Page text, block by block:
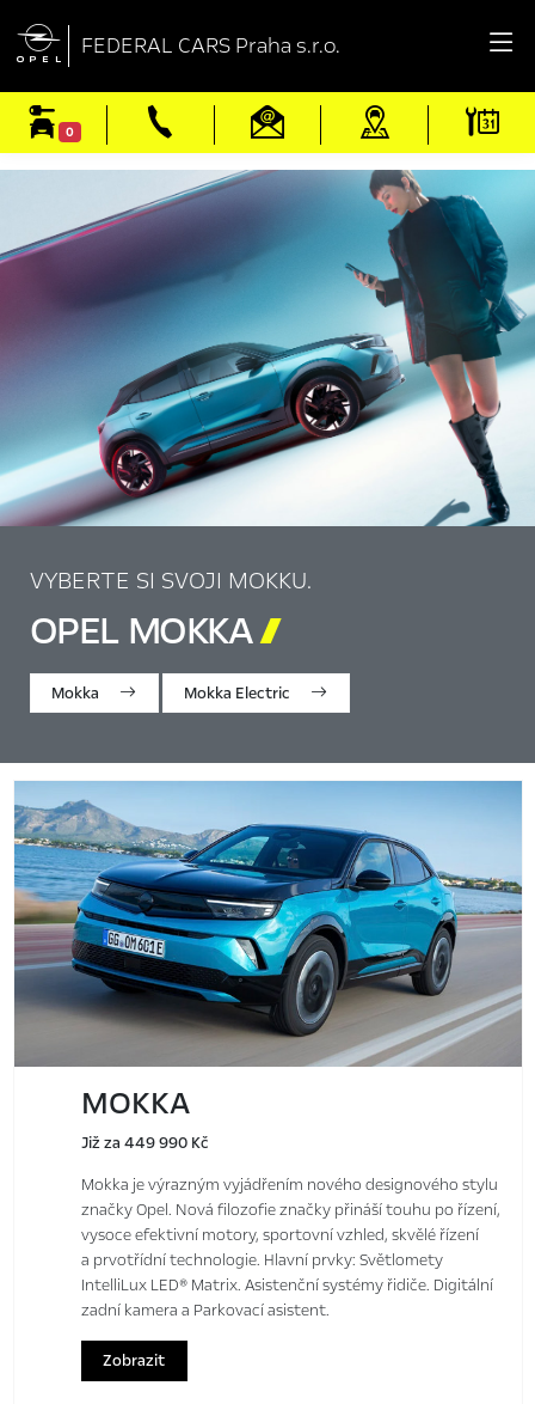
 FEDERAL CARS Praha s.r.o.
0
VYBERTE SI SVOJI MOKKU.
OPEL MOKKA
Mokka Mokka Electric
MOKKA
Již za 449 990 Kč
Mokka je výrazným vyjádřením nového designového stylu
značky Opel. Nová filozofie značky přináší touhu po řízení,
vysoce efektivní motory, sportovní vzhled, skvělé řízení
a prvotřídní technologie. Hlavní prvky: Světlomety
IntelliLux LED® Matrix. Asistenční systémy řidiče. Digitální
zadní kamera a Parkovací asistent.
Zobrazit